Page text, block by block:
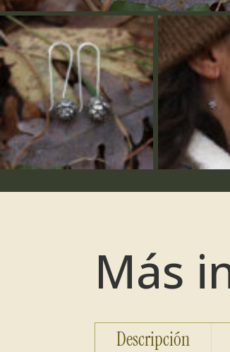
Más
Descripción